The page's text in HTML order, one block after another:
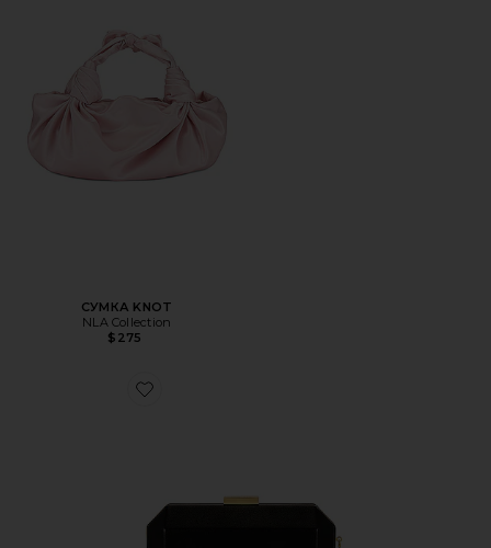
СУМКА KNOT
NLA Collection
$275
Favorite КЛАТЧ LIA FACETTED WITH TASSEL